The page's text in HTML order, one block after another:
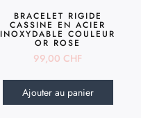
BRACELET RIGIDE
CASSINE EN ACIER
INOXYDABLE COULEUR
OR ROSE
99,00 CHF
Ajouter au panier